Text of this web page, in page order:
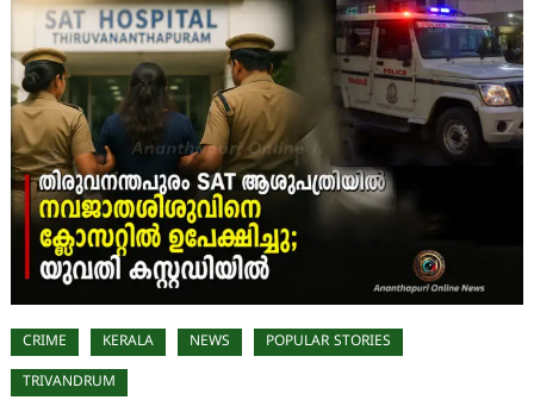
CRIME KERALA NEWS POPULAR STORIES
TRIVANDRUM